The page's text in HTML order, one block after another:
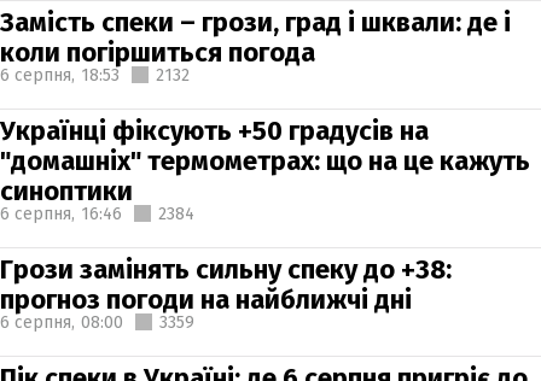
Замість спеки – грози, град і шквали: де і
коли погіршиться погода
6 серпня, 18:53 2132
Українці фіксують +50 градусів на
"домашніх" термометрах: що на це кажуть
синоптики
6 серпня, 16:46 2384
Грози замінять сильну спеку до +38:
прогноз погоди на найближчі дні
6 серпня, 08:00 3359